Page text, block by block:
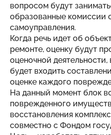
вопросом будут
образованные комиссии
самоуправления.
Когда речь идет об
ремонте, оценку будут
оценочной
будет входить
оценке каждого
На данный момент блок
поврежденного
восстановления
совместно с Фондом